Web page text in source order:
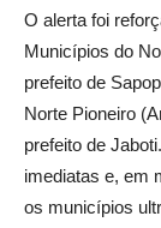
O alerta foi
Municípios do
prefeito de
Norte Pioneiro
prefeito de
imediatas e, em
os municípios